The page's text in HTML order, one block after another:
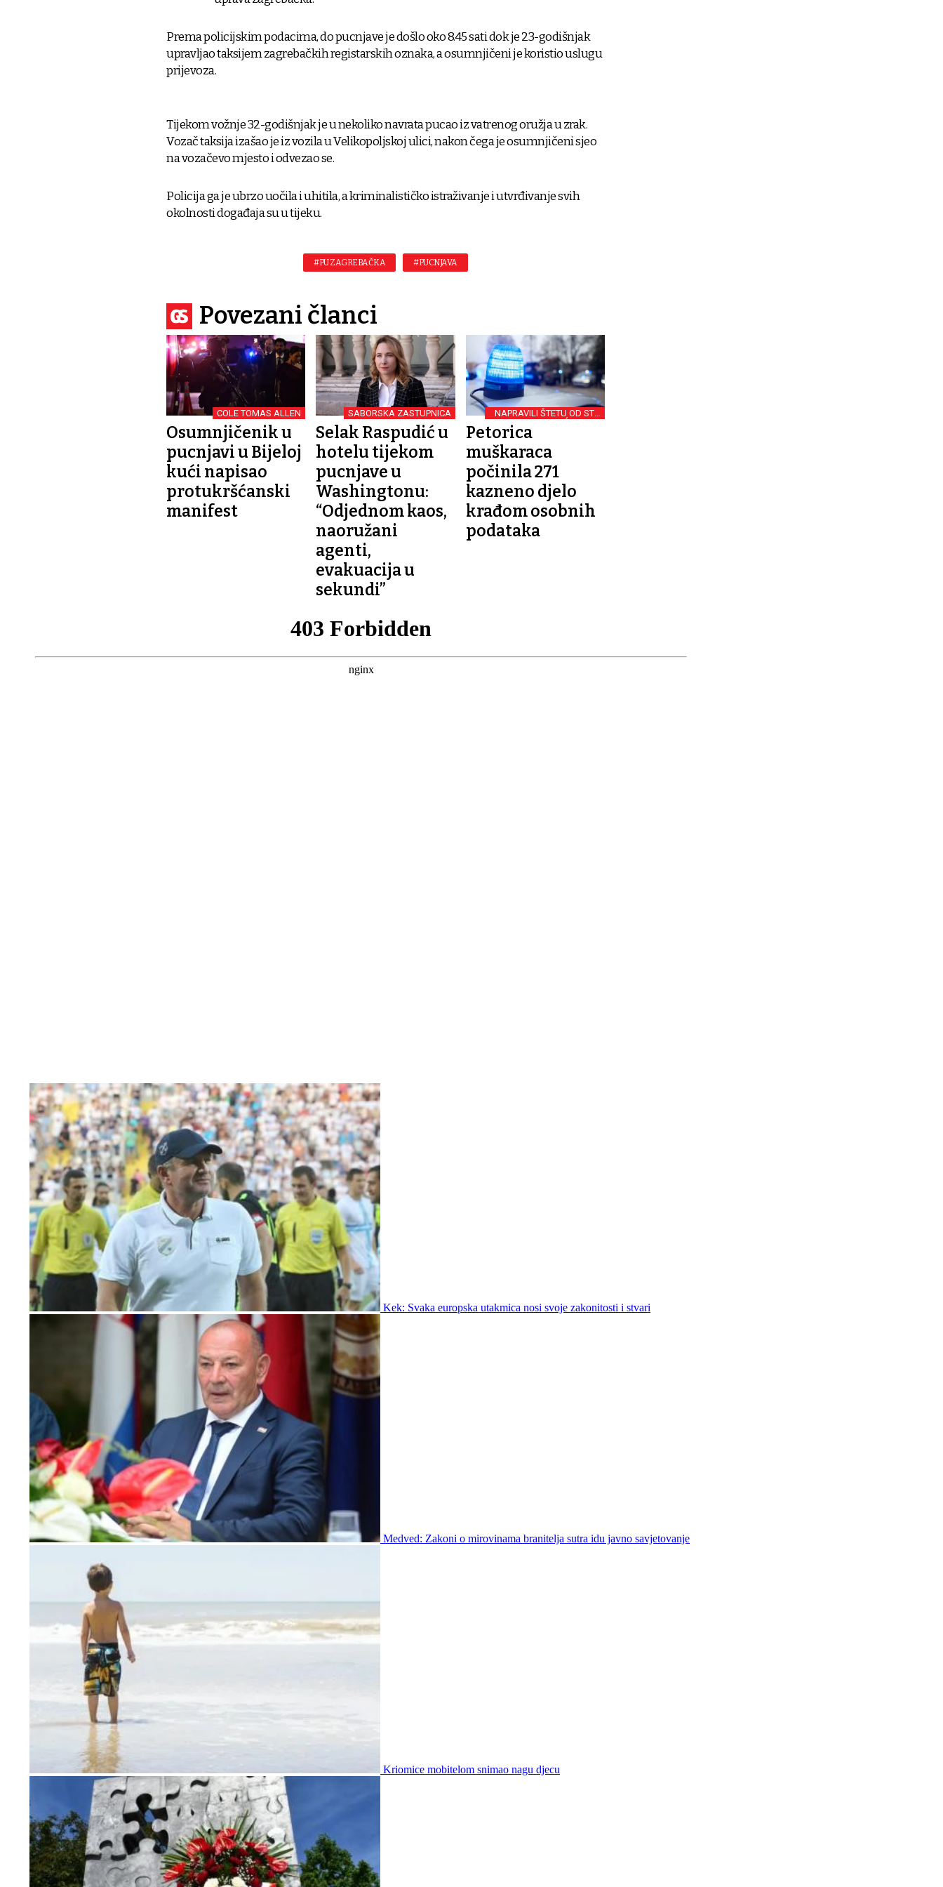
Prema policijskim podacima, do pucnjave je došlo oko 8.45 sati dok je 23-godišnjak
upravljao taksijem zagrebačkih registarskih oznaka, a osumnjičeni je koristio uslugu
prijevoza.
Tijekom vožnje 32-godišnjak je u nekoliko navrata pucao iz vatrenog oružja u zrak.
Vozač taksija izašao je iz vozila u Velikopoljskoj ulici, nakon čega je osumnjičeni sjeo
na vozačevo mjesto i odvezao se.
Policija ga je ubrzo uočila i uhitila, a kriminalističko istraživanje i utvrđivanje svih
okolnosti događaja su u tijeku.
#PU ZAGREBAČKA #PUCNJAVA
Povezani članci
COLE TOMAS ALLEN
Osumnjičenik u
pucnjavi u Bijeloj
kući napisao
protukršćanski
manifest
SABORSKA ZASTUPNICA
Selak Raspudić u
hotelu tijekom
pucnjave u
Washingtonu:
“Odjednom kaos,
naoružani
agenti,
evakuacija u
sekundi”
NAPRAVILI ŠTETU OD STO
TISUĆA EURA
Petorica
muškaraca
počinila 271
kazneno djelo
krađom osobnih
podataka
Kek: Svaka europska utakmica nosi svoje zakonitosti i stvari
Medved: Zakoni o mirovinama branitelja sutra idu javno savjetovanje
Kriomice mobitelom snimao nagu djecu